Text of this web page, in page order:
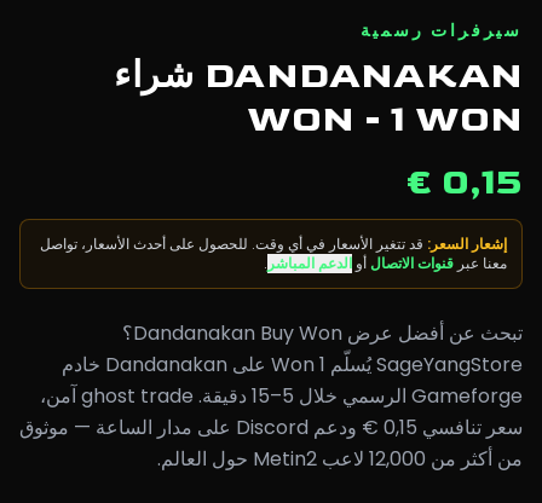
سيرفرات رسمية
DANDANAKAN شراء
WON - 1 WON
0,15 €
إشعار السعر: قد تتغير الأسعار في أي وقت. للحصول على أحدث الأسعار، تواصل
معنا عبر قنوات الاتصالأو الدعم المباشر .
تبحث عن أفضل عرض Dandanakan Buy Won؟
SageYangStore يُسلّم 1 Won على Dandanakan خادم
Gameforge الرسمي خلال 5–15 دقيقة. ghost trade آمن،
سعر تنافسي 0,15 € ودعم Discord على مدار الساعة — موثوق
من أكثر من 12,000 لاعب Metin2 حول العالم.